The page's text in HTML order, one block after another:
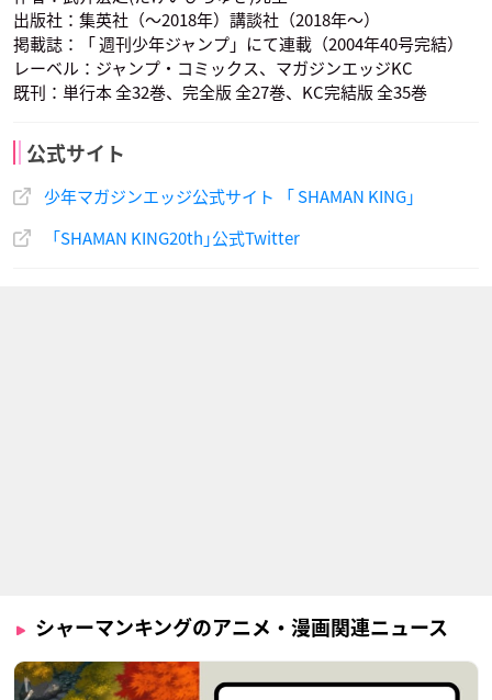
出版社：集英社（〜2018年）講談社（2018年〜）
掲載誌：「 週刊少年ジャンプ」にて連載（2004年40号完結）
レーベル：ジャンプ・コミックス、マガジンエッジKC
既刊：単行本 全32巻、完全版 全27巻、KC完結版 全35巻
公式サイト
少年マガジンエッジ公式サイト 「 SHAMAN KING｣
「SHAMAN KING20th｣公式Twitter
シャーマンキングのアニメ・漫画関連ニュース